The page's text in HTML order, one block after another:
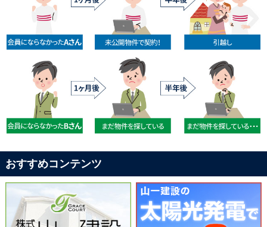
おすすめコンテンツ